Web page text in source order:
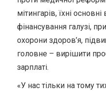
мітингарів, їхні
фінансування галузі,
охорони здоров’я,
головне – вирішити
зарплаті.
«У нас тільки на тому